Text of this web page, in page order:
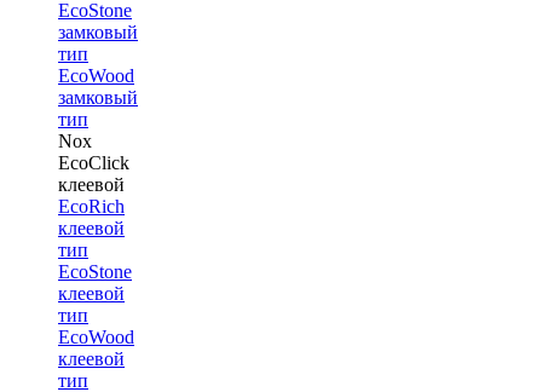
EcoStone
замковый
тип
EcoWood
замковый
тип
Nox
EcoClick
клеевой
EcoRich
клеевой
тип
EcoStone
клеевой
тип
EcoWood
клеевой
тип